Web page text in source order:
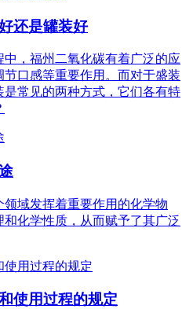
还是罐装好
，福州二氧化碳有着广泛的应
节口感等重要作用。而对于盛装
是常见的两种方式，它们各有特
域发挥着重要作用的化学物
化学性质，从而赋予了其广泛
使用过程的规定